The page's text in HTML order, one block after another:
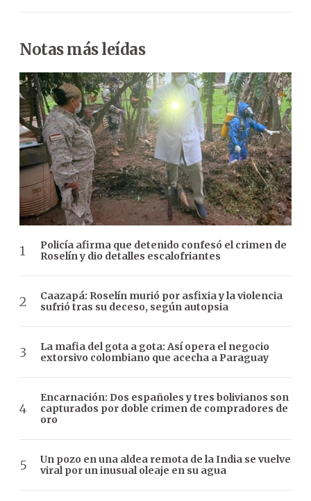
Notas más leídas
Policía afirma que detenido confesó el crimen de
Roselín y dio detalles escalofriantes
Caazapá: Roselín murió por asfixia y la violencia
sufrió tras su deceso, según autopsia
La mafia del gota a gota: Así opera el negocio
extorsivo colombiano que acecha a Paraguay
Encarnación: Dos españoles y tres bolivianos son
capturados por doble crimen de compradores de
oro
Un pozo en una aldea remota de la India se vuelve
viral por un inusual oleaje en su agua